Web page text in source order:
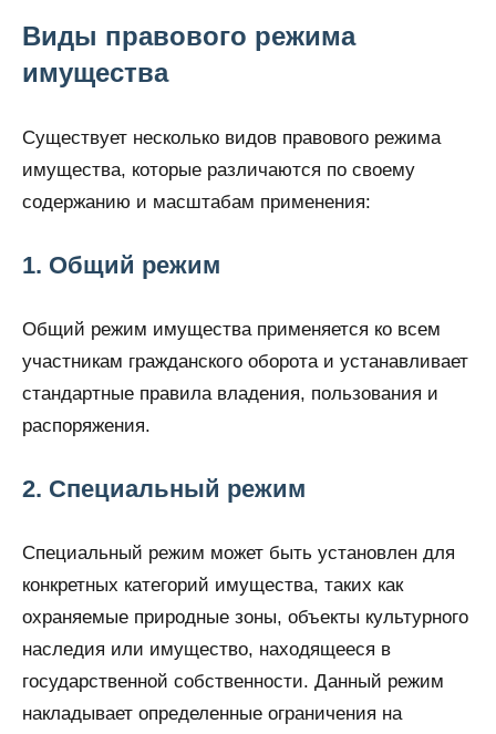
Виды правового режима
имущества
Существует несколько видов правового режима
имущества, которые различаются по своему
содержанию и масштабам применения:
1. Общий режим
Общий режим имущества применяется ко всем
участникам гражданского оборота и устанавливает
стандартные правила владения, пользования и
распоряжения.
2. Специальный режим
Специальный режим может быть установлен для
конкретных категорий имущества, таких как
охраняемые природные зоны, объекты культурного
наследия или имущество, находящееся в
государственной собственности. Данный режим
накладывает определенные ограничения на